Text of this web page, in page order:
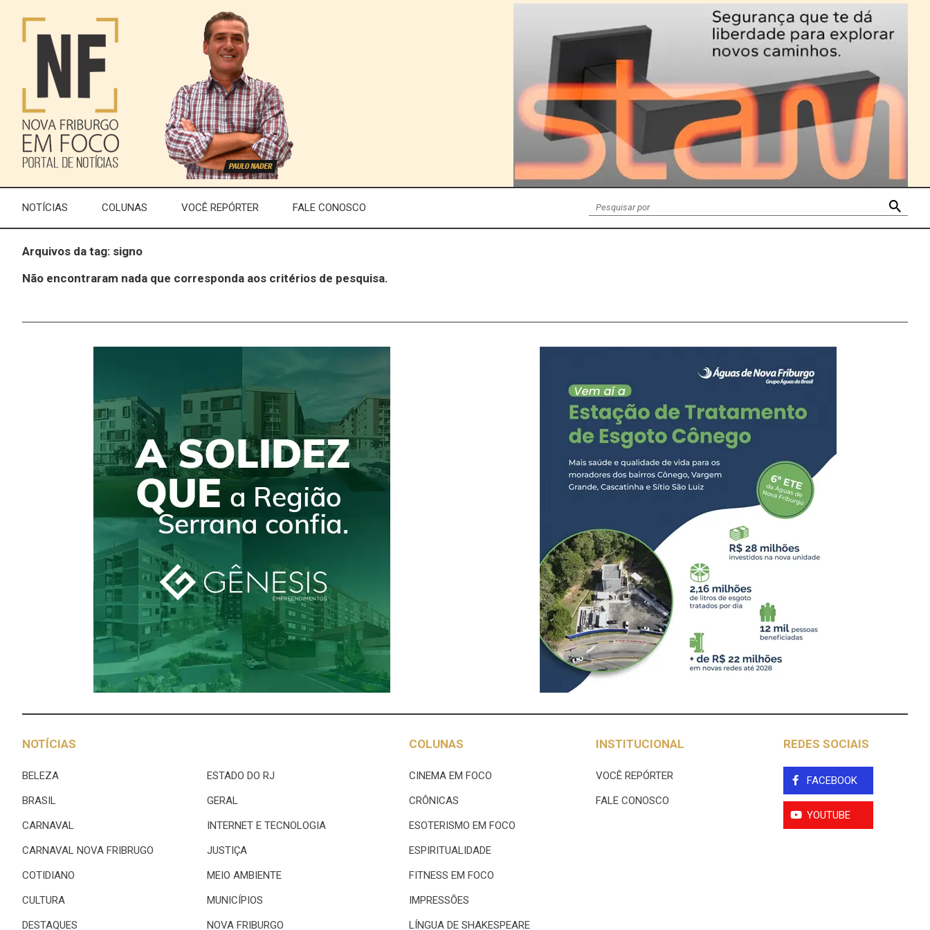
NOTÍCIAS COLUNAS VOCÊ REPÓRTER FALE CONOSCO
Arquivos da tag: signo
Não encontraram nada que corresponda aos critérios de pesquisa.
NOTÍCIAS
BELEZA
BRASIL
CARNAVAL
CARNAVAL NOVA FRIBRUGO
COTIDIANO
CULTURA
DESTAQUES
ESTADO DO RJ
GERAL
INTERNET E TECNOLOGIA
JUSTIÇA
MEIO AMBIENTE
MUNICÍPIOS
NOVA FRIBURGO
COLUNAS
CINEMA EM FOCO
CRÔNICAS
ESOTERISMO EM FOCO
ESPIRITUALIDADE
FITNESS EM FOCO
IMPRESSÕES
LÍNGUA DE SHAKESPEARE
INSTITUCIONAL
VOCÊ REPÓRTER
FALE CONOSCO
REDES SOCIAIS
FACEBOOK
YOUTUBE